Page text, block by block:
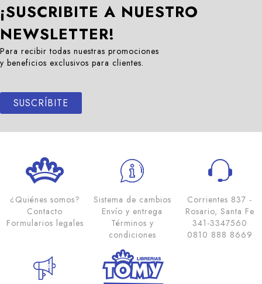
¡SUSCRIBITE A NUESTRO
NEWSLETTER!
Para recibir todas nuestras promociones
y beneficios exclusivos para clientes.
SUSCRÍBITE
¿Quiénes somos?
Contacto
Formularios legales
Sistema de cambios
Envío y entrega
Términos y
condiciones
Corrientes 837 -
Rosario, Santa Fe
341-3347560
0810 888 8669